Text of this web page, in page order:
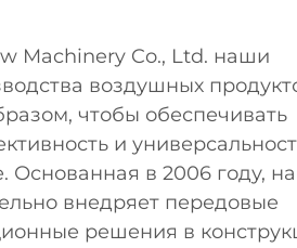
Machinery Co., Ltd. наши
воздушных
чтобы обеспечивать
и
Основанная в 2006 году,
внедряет передовые
решения в